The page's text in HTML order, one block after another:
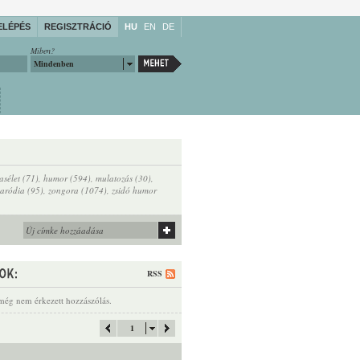
REGISZTRÁCIÓ HU EN DE
Miben?
Mindenben
(71), humor (594), mulatozás (30),
(95), zongora (1074), zsidó humor
RSS
nem érkezett hozzászólás.
1